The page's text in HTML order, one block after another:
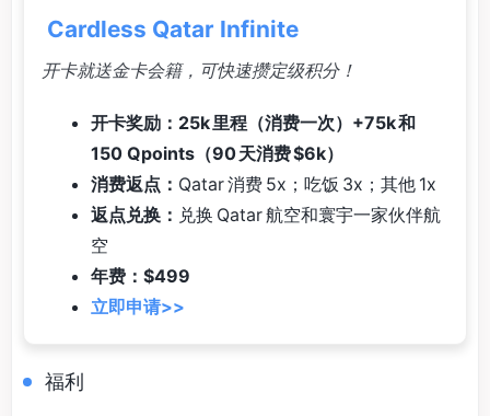
Cardless Qatar Infinite
开卡就送金卡会籍，可快速攒定级积分！
开卡奖励：25k 里程（消费一次）+75k 和
150 Qpoints（90 天消费 $6k）
消费返点： Qatar 消费 5x；吃饭 3x；其他 1x
返点兑换： 兑换 Qatar 航空和寰宇一家伙伴航
空
年费：$499
立即申请>>
福利